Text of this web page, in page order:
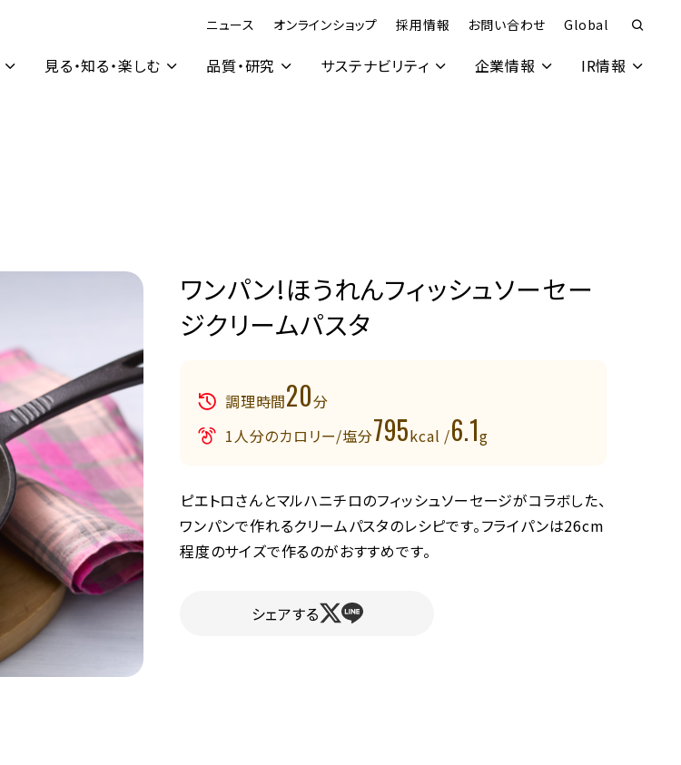
ニュース オンラインショップ 採用情報 お問い合わせ Global
見る・知る・楽しむ 品質・研究 サステナビリティ 企業情報 IR情報
ワンパン!ほうれんフィッシュソーセー
ジクリームパスタ
調理時間20分
1人分のカロリー/塩分795kcal /6.1g
ピエトロさんとマルハニチロのフィッシュソーセージがコラボした、
ワンパンで作れるクリームパスタのレシピです。フライパンは26cm
程度のサイズで作るのがおすすめです。
シェアする